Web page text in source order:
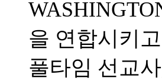
을 연합시키
풀타임 선교